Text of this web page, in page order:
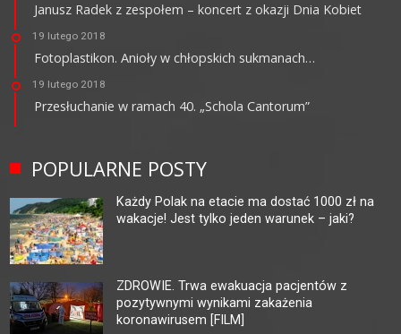
Janusz Radek z zespołem – koncert z okazji Dnia Kobiet
19 lutego 2018
Fotoplastikon. Anioły w chłopskich sukmanach…
19 lutego 2018
Przesłuchanie w ramach 40. „Schola Cantorum”
POPULARNE POSTY
Każdy Polak na etacie ma dostać 1000 zł na
wakacje! Jest tylko jeden warunek – jaki?
ZDROWIE. Trwa ewakuacja pacjentów z
pozytywnymi wynikami zakażenia
koronawirusem [FILM]